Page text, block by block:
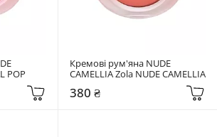
POP
Кремові рум'яна NUDE
CAMELLIA Zola NUDE CAMELLIA
380 ₴